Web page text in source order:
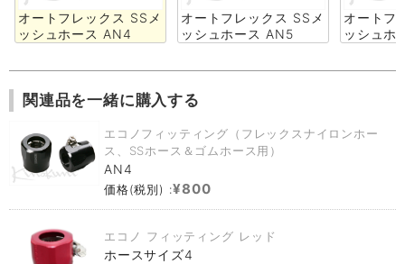
オートフレックス SSメ
ッシュホース AN4
オートフレックス SSメ
ッシュホース AN5
オートフ
ッシュホ
関連品を一緒に購入する
エコノフィッティング（フレックスナイロンホー
ス、SSホース＆ゴムホース用）
AN4
価格(税別) :¥800
エコノ フィッティング レッド
ホースサイズ4